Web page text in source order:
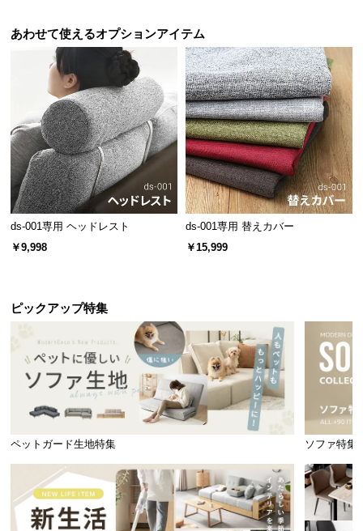
あわせて使えるオプションアイテム
ds-001専用 ヘッドレスト
￥9,998
ds-001専用 替えカバー
￥15,999
ピックアップ特集
ペットガード生地特集 ソファ特集